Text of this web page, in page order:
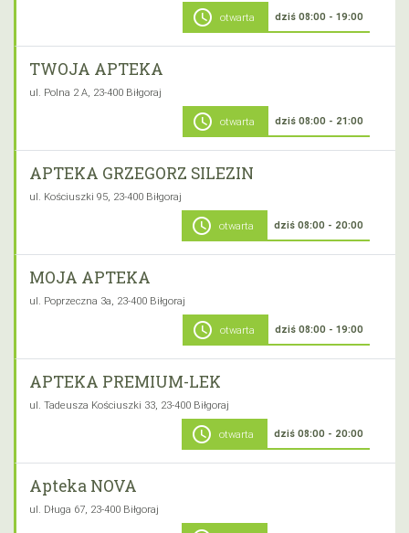
schedule otwarta dziś 08:00 - 19:00
TWOJA APTEKA
ul. Polna 2 A, 23-400 Biłgoraj
schedule otwarta dziś 08:00 - 21:00
APTEKA GRZEGORZ SILEZIN
ul. Kościuszki 95, 23-400 Biłgoraj
schedule otwarta dziś 08:00 - 20:00
MOJA APTEKA
ul. Poprzeczna 3a, 23-400 Biłgoraj
schedule otwarta dziś 08:00 - 19:00
APTEKA PREMIUM-LEK
ul. Tadeusza Kościuszki 33, 23-400 Biłgoraj
schedule otwarta dziś 08:00 - 20:00
Apteka NOVA
ul. Długa 67, 23-400 Biłgoraj